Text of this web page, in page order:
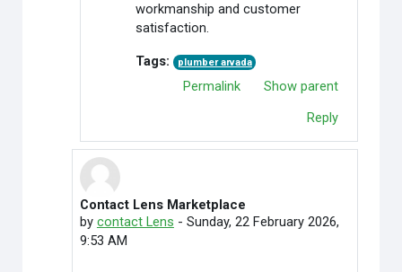
workmanship and customer
satisfaction.
Tags: plumber arvada
Permalink
Show parent
Reply
In reply to Credit Cardoffers
Contact Lens Marketplace
by contact Lens - Sunday, 22 February 2026,
9:53 AM